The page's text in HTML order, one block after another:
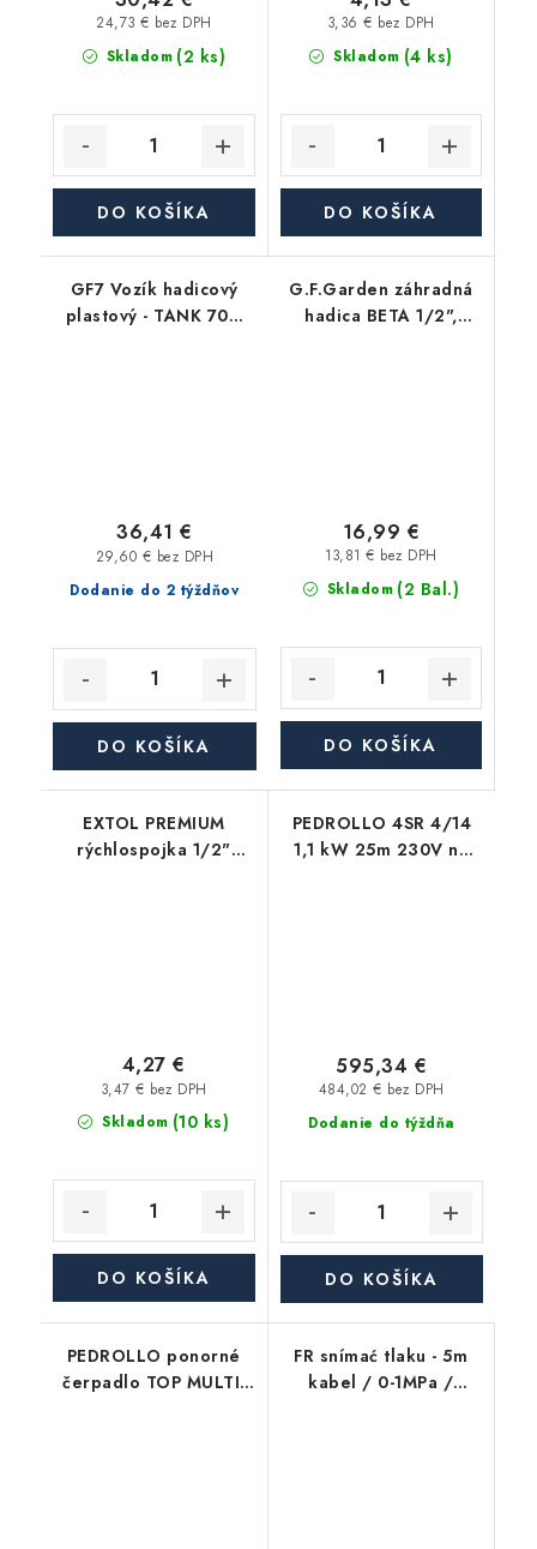
Skladom (2 ks)
24,73 € bez DPH
DO KOŠÍKA
Skladom (4 ks)
3,36 € bez DPH
DO KOŠÍKA
GF7 Vozík hadicový
plastový - TANK 70m
Dodanie do 2 týždňov
29,60 € bez DPH
36,41 €
DO KOŠÍKA
G.F.Garden záhradná
hadica BETA 1/2",
Skladom (2 Bal.)
13,81 € bez DPH
16,99 €
DO KOŠÍKA
EXTOL PREMIUM
rýchlospojka 1/2"
Skladom (10 ks)
3,47 € bez DPH
4,27 €
DO KOŠÍKA
PEDROLLO 4SR 4/14
1,1 kW 25m 230V na
Dodanie do týždňa
484,02 € bez DPH
595,34 €
DO KOŠÍKA
PEDROLLO ponorné
čerpadlo TOP MULTI-
FR snímać tlaku - 5m
kabel / 0-1MPa /